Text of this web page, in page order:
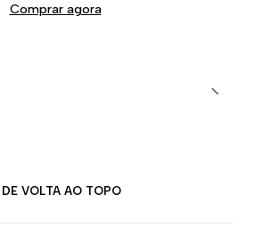
Comprar agora
DE VOLTA AO TOPO